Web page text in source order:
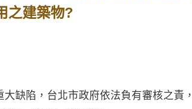
之建築物?
缺陷，台北市政府依法負有審核之責